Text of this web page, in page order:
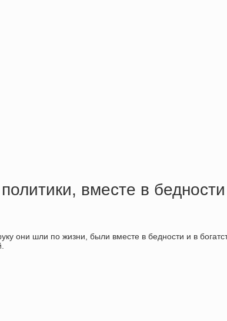
вместе в бедности
они шли по жизни, были вместе в бедности и в